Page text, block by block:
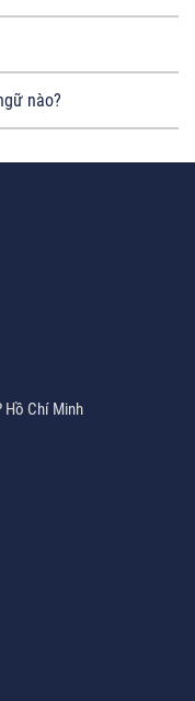
nào?
Hồ Chí Minh